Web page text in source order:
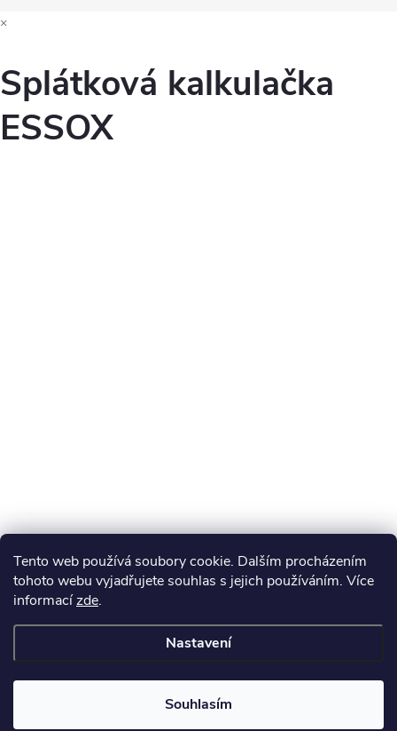
Tento web používá soubory cookie. Dalším procházením
tohoto webu vyjadřujete souhlas s jejich používáním. Více
informacízde.
Nastavení
Souhlasím
×
Splátková kalkulačka
ESSOX